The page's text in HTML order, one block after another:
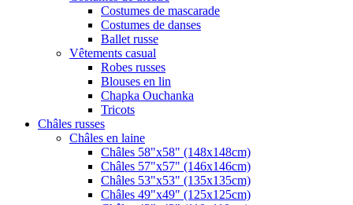
Costumes de mascarade
Costumes de danses
Ballet russe
Vêtements casual
Robes russes
Blouses en lin
Chapka Ouchanka
Tricots
Châles russes
Châles en laine
Châles 58"x58" (148x148cm)
Châles 57"x57" (146x146cm)
Châles 53"x53" (135x135cm)
Châles 49"x49" (125x125cm)